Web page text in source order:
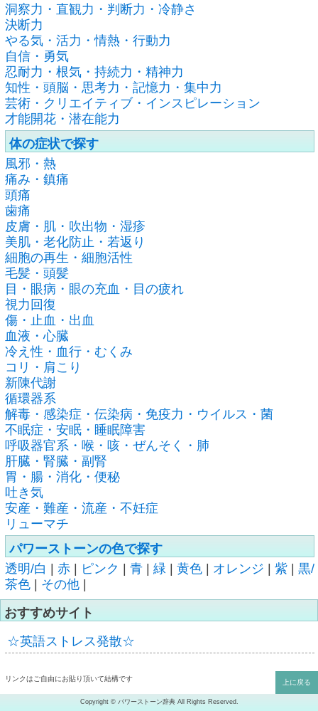
洞察力・直観力・判断力・冷静さ
決断力
やる気・活力・情熱・行動力
自信・勇気
忍耐力・根気・持続力・精神力
知性・頭脳・思考力・記憶力・集中力
芸術・クリエイティブ・インスピレーション
才能開花・潜在能力
体の症状で探す
風邪・熱
痛み・鎮痛
頭痛
歯痛
皮膚・肌・吹出物・湿疹
美肌・老化防止・若返り
細胞の再生・細胞活性
毛髪・頭髪
目・眼病・眼の充血・目の疲れ
視力回復
傷・止血・出血
血液・心臓
冷え性・血行・むくみ
コリ・肩こり
新陳代謝
循環器系
解毒・感染症・伝染病・免疫力・ウイルス・菌
不眠症・安眠・睡眠障害
呼吸器官系・喉・咳・ぜんそく・肺
肝臓・腎臓・副腎
胃・腸・消化・便秘
吐き気
安産・難産・流産・不妊症
リューマチ
パワーストーンの色で探す
透明/白 | 赤 | ピンク | 青 | 緑 | 黄色 | オレンジ | 紫 | 黒/
茶色 | その他 |
おすすめサイト
☆英語ストレス発散☆
リンクはご自由にお貼り頂いて結構です 上に戻る
Copyright © パワーストーン辞典 All Rights Reserved.